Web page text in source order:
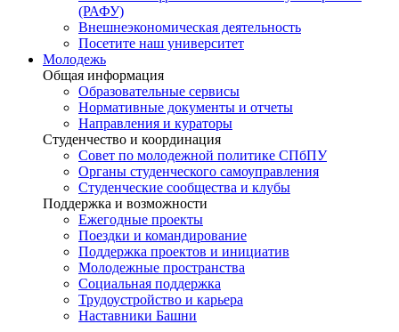
(РАФУ)
Внешнеэкономическая деятельность
Посетите наш университет
Молодежь
Общая информация
Образовательные сервисы
Нормативные документы и отчеты
Направления и кураторы
Студенчество и координация
Совет по молодежной политике СПбПУ
Органы студенческого самоуправления
Студенческие сообщества и клубы
Поддержка и возможности
Ежегодные проекты
Поездки и командирование
Поддержка проектов и инициатив
Молодежные пространства
Социальная поддержка
Трудоустройство и карьера
Наставники Башни